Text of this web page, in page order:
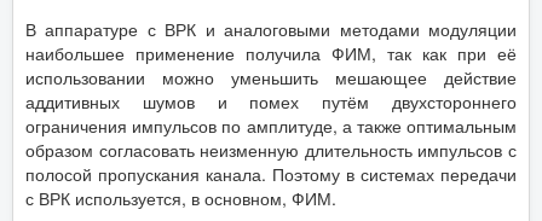
В аппаратуре с ВРК и аналоговыми методами модуляции
наибольшее применение получила ФИМ, так как при её
использовании можно уменьшить мешающее действие
аддитивных шумов и помех путём двухстороннего
ограничения импульсов по амплитуде, а также оптимальным
образом согласовать неизменную длительность импульсов с
полосой пропускания канала. Поэтому в системах передачи
с ВРК используется, в основном, ФИМ.